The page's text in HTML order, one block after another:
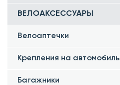
ВЕЛОАКСЕССУАРЫ
Велоаптечки
Крепления на автомобиль
Багажники